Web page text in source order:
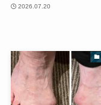
2026.07.20